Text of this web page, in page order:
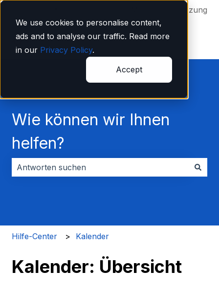
We use cookies to personalise content,
ads and to analyse our traffic. Read more
in our Privacy Policy.
Accept
Untermenü für Übersetzungen anzeigen
Mehr Unterstützung
Wie können wir Ihnen
helfen?
Hilfe-Center Kalender
Kalender: Übersicht